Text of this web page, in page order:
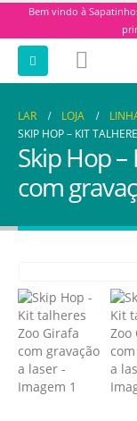
Bem vindo à
LAR LOJA
SKIP HOP – KIT
Skip Hop
com